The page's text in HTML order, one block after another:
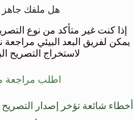
هل ملفك جاهز
إذا كنت غير متأكد من نوع
يمكن لفريق البعد البيئي
لاستخراج التصريح
اطلب مراجعة
أخطاء شائعة تؤخر إصدار التصريح